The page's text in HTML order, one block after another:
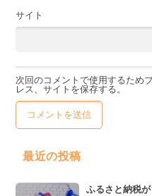
サイト
次回のコメントで使用するため
レス、サイトを保存する。
最近の投稿
ふるさと納税